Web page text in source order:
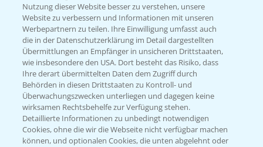
KONTAKT
Hilfe in Notfällen
T.+49 (0)214/30-20220
Nutzung dieser Website besser zu verstehen, unsere
Website zu verbessern und Informationen mit unseren
Werbepartnern zu teilen. Ihre Einwilligung umfasst auch
die in der Datenschutzerklärung im Detail dargestellten
Übermittlungen an Empfänger in unsicheren Drittstaaten,
wie insbesondere den USA. Dort besteht das Risiko, dass
Ihre derart übermittelten Daten dem Zugriff durch
Behörden in diesen Drittstaaten zu Kontroll- und
Überwachungszwecken unterliegen und dagegen keine
wirksamen Rechtsbehelfe zur Verfügung stehen.
Detaillierte Informationen zu unbedingt notwendigen
Cookies, ohne die wir die Webseite nicht verfügbar machen
können, und optionalen Cookies, die unten abgelehnt oder